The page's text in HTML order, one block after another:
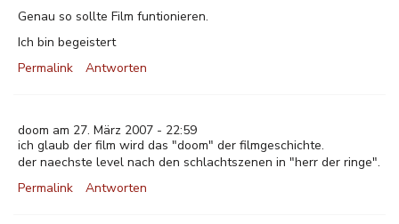
Genau so sollte Film funtionieren.
Ich bin begeistert
Permalink
Antworten
doom am 27. März 2007 - 22:59
ich glaub der film wird das "doom" der filmgeschichte.
der naechste level nach den schlachtszenen in "herr der ringe".
Permalink
Antworten